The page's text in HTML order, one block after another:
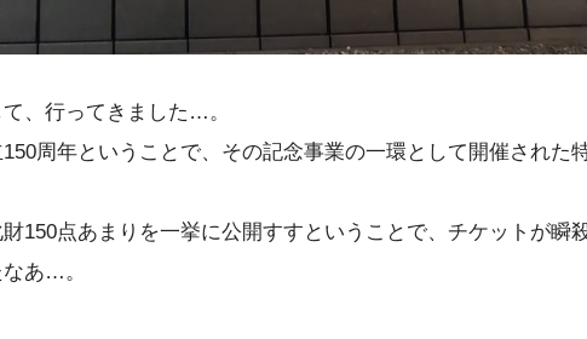
、行ってきました…。
周年ということで、その記念事業の一環として開催された
150点あまりを一挙に公開すすということで、チケットが瞬
あ…。